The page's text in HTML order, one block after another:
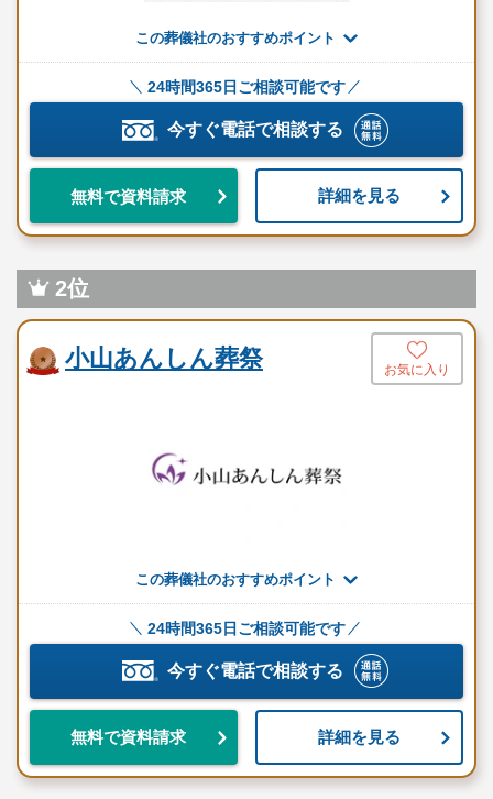
この葬儀社のおすすめポイント
24時間365日ご相談可能です
今すぐ電話で相談する
無料で資料請求 詳細を見る
2位
小山あんしん葬祭 お気に入り
この葬儀社のおすすめポイント
24時間365日ご相談可能です
今すぐ電話で相談する
無料で資料請求 詳細を見る